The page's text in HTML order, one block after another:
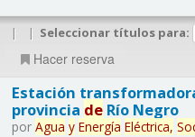
| | Seleccionar títulos para:
Hacer reserva
Estación
provincia deRío Negro
por Agua y Energía Eléctrica,